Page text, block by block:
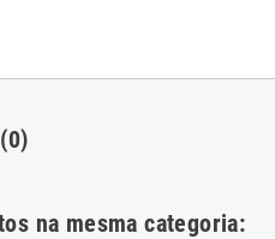
(0)
na mesma categoria: